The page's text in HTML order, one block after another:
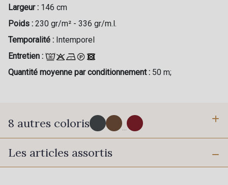
Largeur : 146 cm
Poids : 230 gr/m² - 336 gr/m.l.
Temporalité : Intemporel
Entretien :
Quantité moyenne par conditionnement : 50 m;
8 autres coloris
967 - Gris Etain
Les articles assortis